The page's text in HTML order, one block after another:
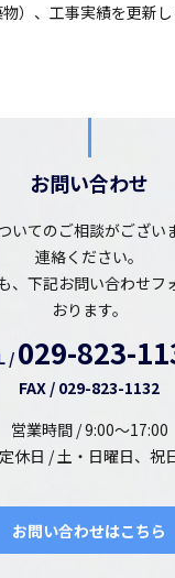
）、工事実績を更新
お問い合わせ
いてのご相談がござい
連絡ください。
、下記お問い合わせフ
おります。
/ 029-823-
FAX / 029-823-1132
営業時間 / 9:00～17:00
定休日 / 土・日曜日、祝
お問い合わせはこちら